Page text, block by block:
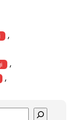
,
,
,